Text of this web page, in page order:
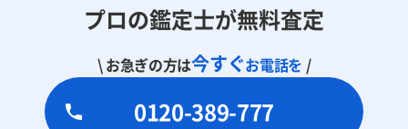
プロの鑑定士が無料査定
\ お急ぎの方は今すぐお電話を /
0120-389-777